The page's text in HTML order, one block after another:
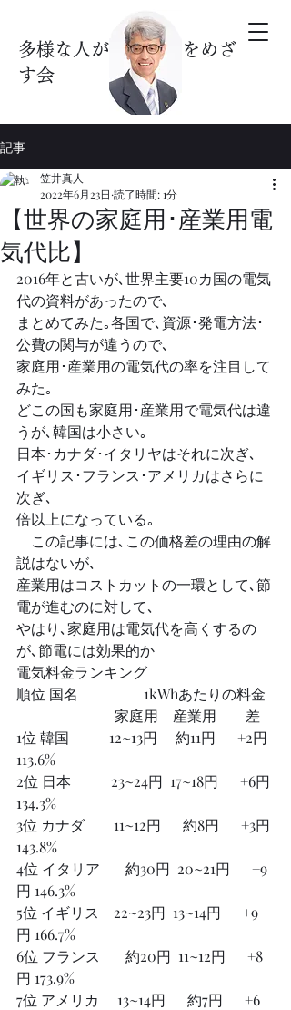
多様な人が暮らす街をめざ
す会
記事
【世界の家庭用･産業用電
気代比】
笠井真人
2022年6月23日 読了時間: 1分
2016年と古いが､世界主要10カ国の電気
代の資料があったので､
まとめてみた｡各国で､資源･発電方法･
公費の関与が違うので､
家庭用･産業用の電気代の率を注目して
みた｡
どこの国も家庭用･産業用で電気代は違
うが､韓国は小さい｡
日本･カナダ･イタリヤはそれに次ぎ､
イギリス･フランス･アメリカはさらに
次ぎ､
倍以上になっている｡
この記事には､この価格差の理由の解
説はないが､
産業用はコストカットの一環として､節
電が進むのに対して､
やはり､家庭用は電気代を高くするの
が､節電には効果的か
電気料金ランキング
順位 国名 　　         1kWhあたりの料金
家庭用    産業用        差
1位 韓国           12~13円     約11円      +2円
113.6%
2位 日本           23~24円  17~18円      +6円
134.3%
3位 カナダ        11~12円      約8円      +3円
143.8%
4位 イタリア       約30円  20~21円      +9
円 146.3%
5位 イギリス    22~23円  13~14円      +9
円 166.7%
6位 フランス       約20円  11~12円      +8
円 173.9%
7位 アメリカ     13~14円      約7円      +6